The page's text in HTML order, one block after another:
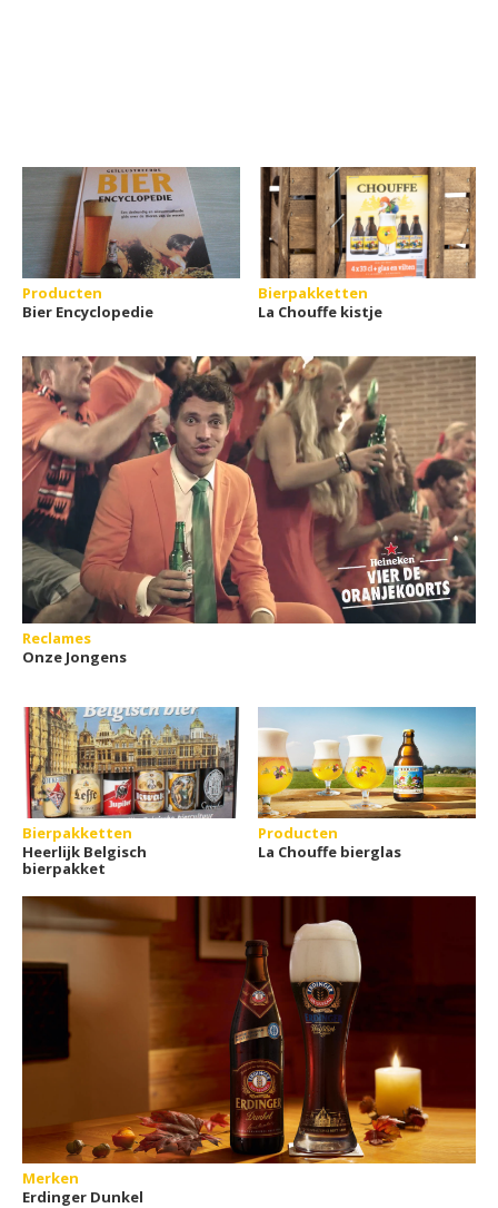
Producten
Bier Encyclopedie
Bierpakketten
La Chouffe kistje
Reclames
Onze Jongens
Bierpakketten
Heerlijk Belgisch
bierpakket
Producten
La Chouffe bierglas
Merken
Erdinger Dunkel